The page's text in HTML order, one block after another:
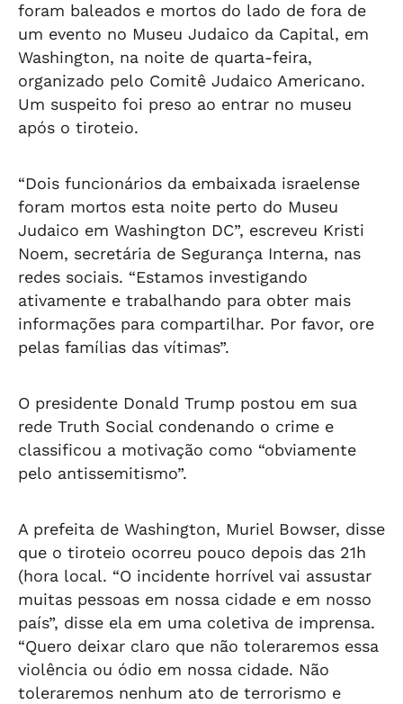
foram baleados e mortos do lado de fora de
um evento no Museu Judaico da Capital, em
Washington, na noite de quarta-feira,
organizado pelo Comitê Judaico Americano.
Um suspeito foi preso ao entrar no museu
após o tiroteio.
“Dois funcionários da embaixada israelense
foram mortos esta noite perto do Museu
Judaico em Washington DC”, escreveu Kristi
Noem, secretária de Segurança Interna, nas
redes sociais. “Estamos investigando
ativamente e trabalhando para obter mais
informações para compartilhar. Por favor, ore
pelas famílias das vítimas”.
O presidente Donald Trump postou em sua
rede Truth Social condenando o crime e
classificou a motivação como “obviamente
pelo antissemitismo”.
A prefeita de Washington, Muriel Bowser, disse
que o tiroteio ocorreu pouco depois das 21h
(hora local. “O incidente horrível vai assustar
muitas pessoas em nossa cidade e em nosso
país”, disse ela em uma coletiva de imprensa.
“Quero deixar claro que não toleraremos essa
violência ou ódio em nossa cidade. Não
toleraremos nenhum ato de terrorismo e